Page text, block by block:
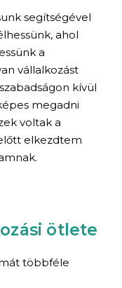
segítségével
ahol
a
vállalkozást
kívül
megadni
voltak a
elkezdtem
ötlete
többféle